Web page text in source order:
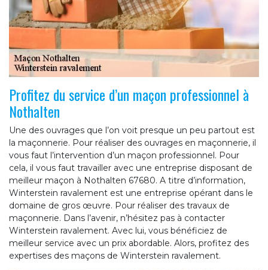
Profitez du service d’un maçon professionnel à
Nothalten
Une des ouvrages que l’on voit presque un peu partout est
la maçonnerie. Pour réaliser des ouvrages en maçonnerie, il
vous faut l’intervention d’un maçon professionnel. Pour
cela, il vous faut travailler avec une entreprise disposant de
meilleur maçon à Nothalten 67680. A titre d’information,
Winterstein ravalement est une entreprise opérant dans le
domaine de gros œuvre. Pour réaliser des travaux de
maçonnerie. Dans l’avenir, n’hésitez pas à contacter
Winterstein ravalement. Avec lui, vous bénéficiez de
meilleur service avec un prix abordable. Alors, profitez des
expertises des maçons de Winterstein ravalement.